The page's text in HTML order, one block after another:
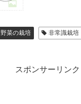
野菜の栽培 非常識栽培
スポンサーリンク